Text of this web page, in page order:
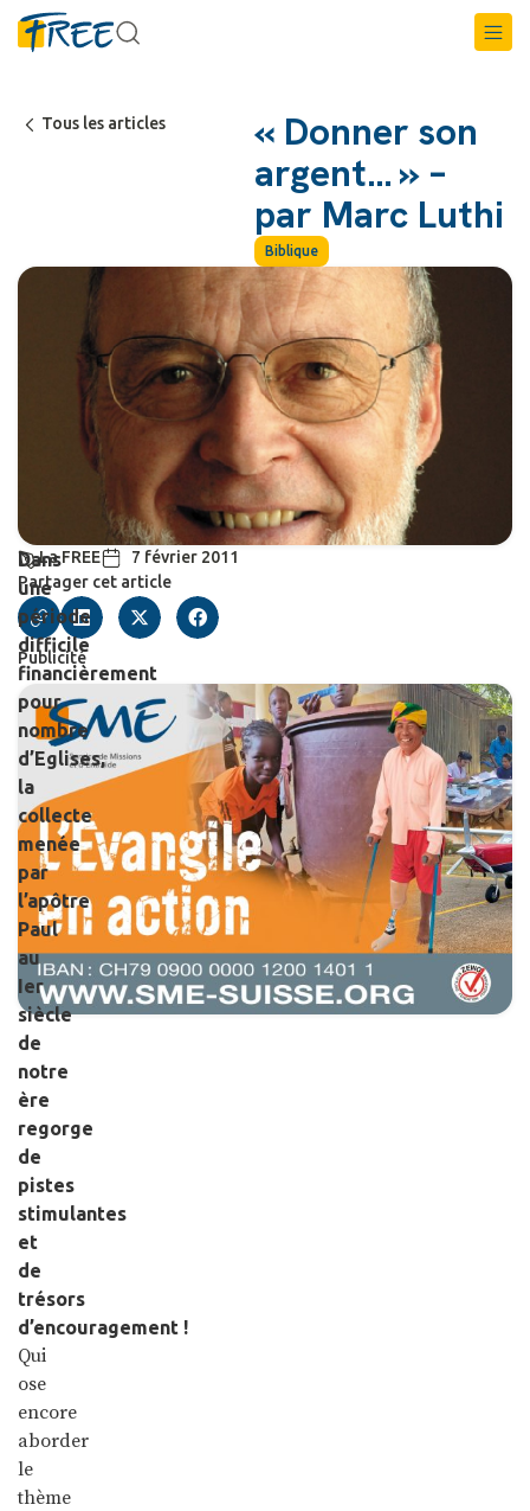
Tous les articles
« Donner son
argent… » –
par Marc Luthi
Biblique
La FREE
7 février 2011
Partager cet article
Publicité
Dans
une
période
difficile
financièrement
pour
nombre
d’Eglises,
la
collecte
menée
par
l’apôtre
Paul
au
Ier
siècle
de
notre
ère
regorge
de
pistes
stimulantes
et
de
trésors
d’encouragement !
Qui
ose
encore
aborder
le
thème